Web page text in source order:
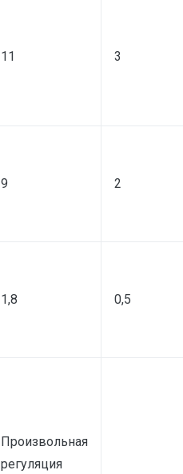
11 3
9 2
1,8 0,5
Произвольная
регуляция